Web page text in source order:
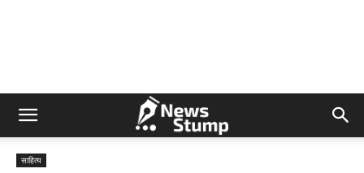
साहित्य